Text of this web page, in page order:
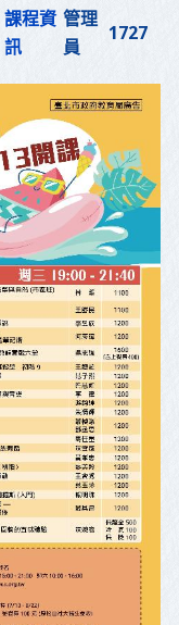
課程資
訊
管理
員
1727
課程資
訊
管理
員
2376